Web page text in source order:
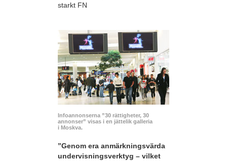
starkt FN
Infoannonserna ”30 rättigheter, 30
annonser” visas i en jättelik galleria
i Moskva.
”Genom era anmärkningsvärda
undervisningsverktyg – vilket